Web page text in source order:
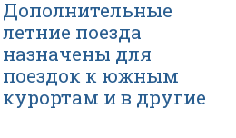
Дополнительные
летние поезда
назначены для
поездок к южным
курортам и в другие